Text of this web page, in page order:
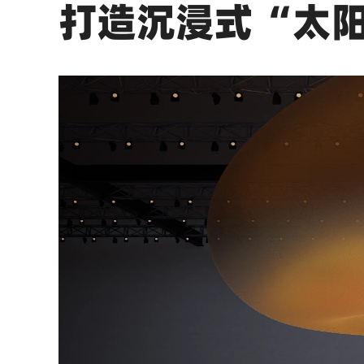
打造沉浸式“太